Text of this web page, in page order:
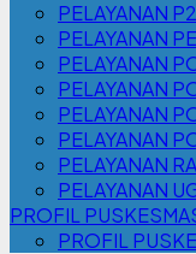
PELAYANAN
PELAYANAN
PELAYANAN
PELAYANAN
PELAYANAN
PELAYANAN
PELAYANAN
PELAYANAN
PROFIL
PROFIL